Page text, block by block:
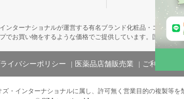
ンターナショナルが運営する有名ブランド化粧品・コスメ・
でお買い物をするような価格でご提供しています。国内未発
イバシーポリシー 医薬品店舗販売業 ご利用規約
・インターナショナルに属し、許可無く営業目的の複製等を